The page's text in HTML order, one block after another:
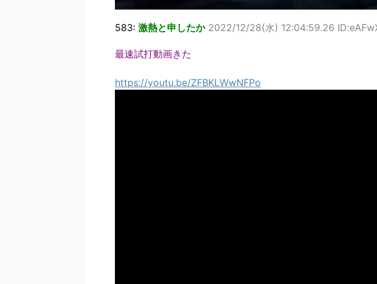
583: 激熱と申したか 2022/12/28(水) 12:04:59.26
最速試打動画きた
https://youtu.be/ZFBKLWwNFPo